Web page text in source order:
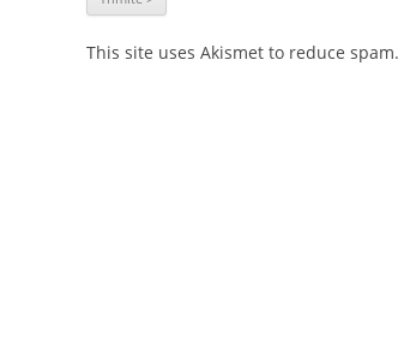
This site uses Akismet to reduce spam.